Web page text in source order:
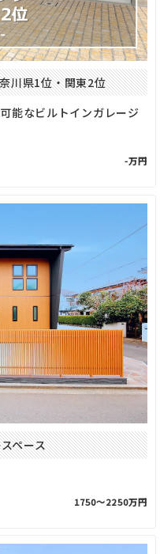
川県1位・関東2位
能なビルトインガレージ
-万円
ペース
1750〜2250万円